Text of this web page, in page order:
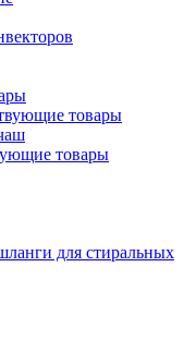
товары
товары
для стиральных